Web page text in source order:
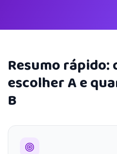
Resumo rápido:
escolher A e
B